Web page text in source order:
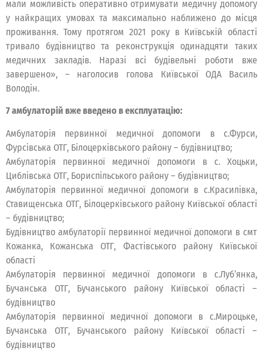
мали можливість оперативно отримувати медичну допомогу
у найкращих умовах та максимально наближено до місця
проживання. Тому протягом 2021 року в Київській області
тривало будівництво та реконструкція одинадцяти таких
медичних закладів. Наразі всі будівельні роботи вже
завершено», – наголосив голова Київської ОДА Василь
Володін.
7 амбулаторій вже введено в експлуатацію:
Амбулаторія первинної медичної допомоги в с.Фурси,
Фурсівська ОТГ, Білоцерківського району – будівництво;
Амбулаторія первинної медичної допомоги в с. Хоцьки,
Циблівська ОТГ, Бориспільського району – будівництво;
Амбулаторія первинної медичної допомоги в с.Красилівка,
Ставищенська ОТГ, Білоцерківського району Київської області
– будівництво;
Будівництво амбулаторії первинної медичної допомоги в смт
Кожанка, Кожанська ОТГ, Фастівського району Київської
області
Амбулаторія первинної медичної допомоги в с.Луб’янка,
Бучанська ОТГ, Бучанського району Київської області –
будівництво
Амбулаторія первинної медичної допомоги в с.Мироцьке,
Бучанська ОТГ, Бучанського району Київської області –
будівництво